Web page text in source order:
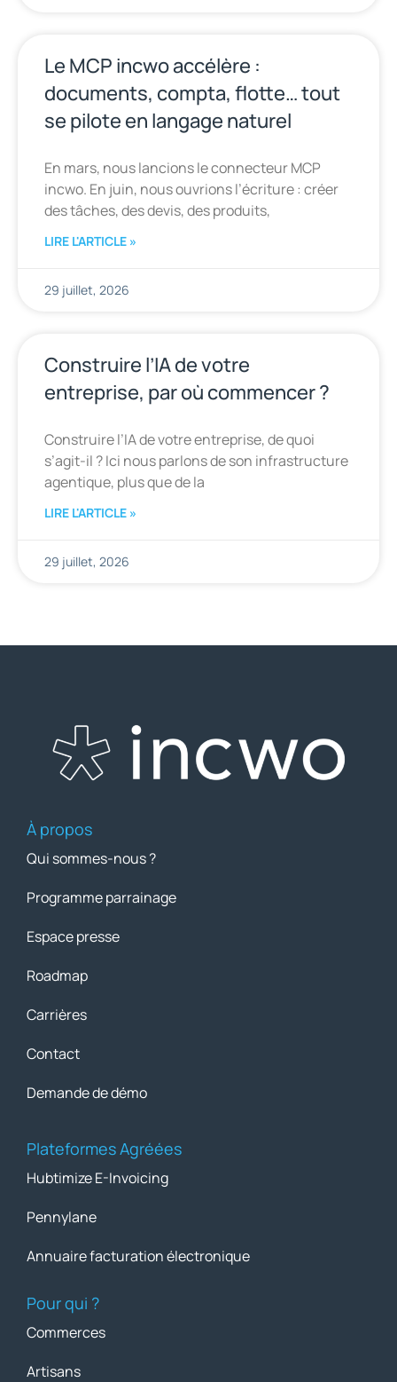
Le MCP incwo accélère :
documents, compta, flotte… tout
se pilote en langage naturel
En mars, nous lancions le connecteur MCP
incwo. En juin, nous ouvrions l’écriture : créer
des tâches, des devis, des produits,
LIRE L'ARTICLE »
29 juillet, 2026
Construire l’IA de votre
entreprise, par où commencer ?
Construire l’IA de votre entreprise, de quoi
s’agit-il ? Ici nous parlons de son infrastructure
agentique, plus que de la
LIRE L'ARTICLE »
29 juillet, 2026
À propos
Qui sommes-nous ?
Programme parrainage
Espace presse
Roadmap
Carrières
Contact
Demande de démo
Plateformes Agréées
Hubtimize E-Invoicing
Pennylane
Annuaire facturation électronique
Pour qui ?
Commerces
Artisans